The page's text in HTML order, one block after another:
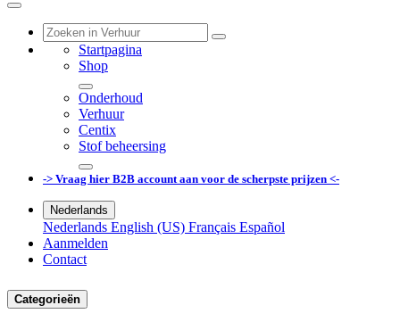
Startpagina
Shop
Onderhoud
Verhuur
Centix
Stof beheersing
-> Vraag hier B2B account aan voor de scherpste prijzen <-
Nederlands
Nederlands English (US) Français Español
Aanmelden
Contact
Categorieën